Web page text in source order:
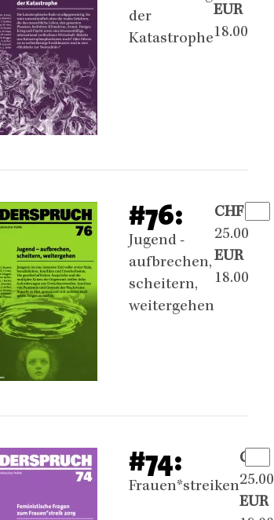
der
Katastrophe
EUR
18.00
#76:
Jugend -
aufbrechen,
scheitern,
weitergehen
CHF
25.00
EUR
18.00
#74:
Frauen*streiken
CHF
25.00
EUR